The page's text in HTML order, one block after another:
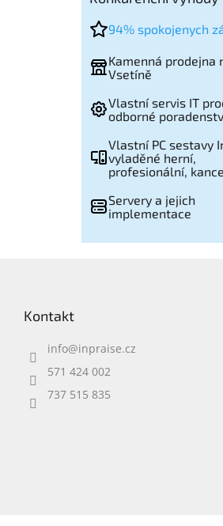
94% spokojenych
Kamenná prodejna
Vsetíně
Vlastní servis IT
odborné
Vlastní PC sestavy
vyladěné herní,
profesionální,
Servery a jejich
implementace
Kontakt
info@inpraise.cz
571 424 002
737 515 835